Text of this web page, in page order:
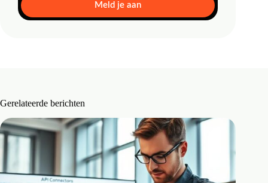
Meld je aan
Gerelateerde berichten